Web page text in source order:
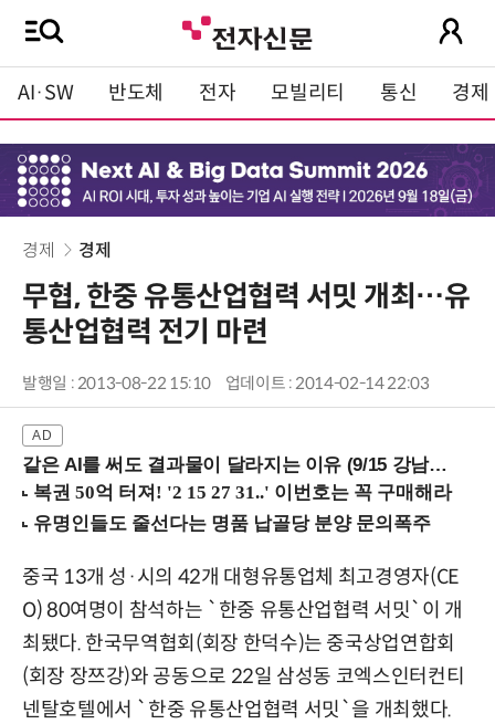
AI·SW 반도체 전자 모빌리티 통신 경제
경제 경제
무협, 한중 유통산업협력 서밋 개최…유
통산업협력 전기 마련
발행일 : 2013-08-22 15:10 업데이트 : 2014-02-14 22:03
같은 AI를 써도 결과물이 달라지는 이유 (9/15 강남역)
중국 13개 성·시의 42개 대형유통업체 최고경영자(CE
O) 80여명이 참석하는 `한중 유통산업협력 서밋`이 개
최됐다. 한국무역협회(회장 한덕수)는 중국상업연합회
(회장 장쯔강)와 공동으로 22일 삼성동 코엑스인터컨티
넨탈호텔에서 `한중 유통산업협력 서밋`을 개최했다.